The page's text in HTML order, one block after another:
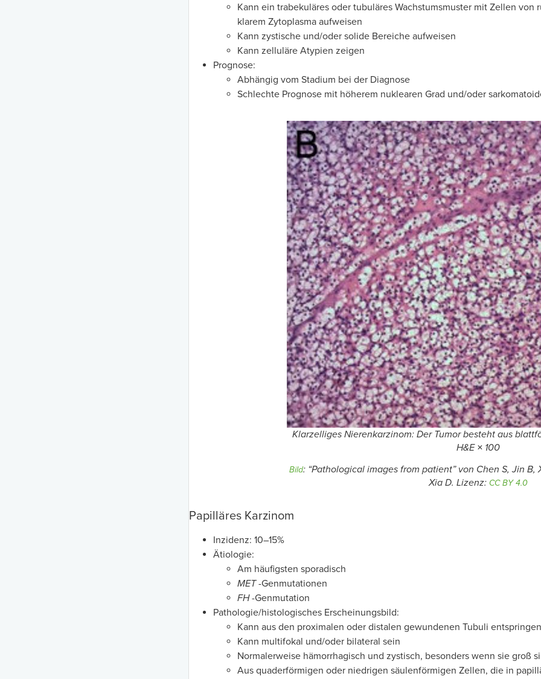
Kann ein trabekuläres oder tubuläres Wachstumsmuster mit Zellen
klarem Zytoplasma aufweisen
Kann zystische und/oder solide Bereiche aufweisen
Kann zelluläre Atypien zeigen
Prognose:
Abhängig vom Stadium bei der Diagnose
Schlechte Prognose mit höherem nuklearen Grad und/oder
Klarzelliges Nierenkarzinom: Der Tumor besteht aus
H&E × 100
Bild: “Pathological images from patient” von Chen S, Jin B,
Xia D. Lizenz: CC BY 4.0
Papilläres Karzinom
Inzidenz: 10–15%
Ätiologie:
Am häufigsten sporadisch
MET-Genmutationen
FH-Genmutation
Pathologie/histologisches Erscheinungsbild:
Kann aus den proximalen oder distalen gewundenen Tubuli entspringen
Kann multifokal und/oder bilateral sein
Normalerweise hämorrhagisch und zystisch, besonders wenn sie groß
Aus quaderförmigen oder niedrigen säulenförmigen Zellen, die in